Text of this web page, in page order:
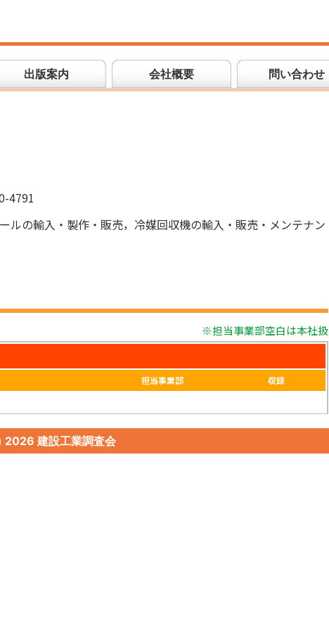
出版案内 会社概要 問い合わせ
4791
ルの輸入・製作・販売，冷媒回収機の輸入・販売・メンテナン
※担当事業部空白は本社扱
担当事業部 収録
2026 建設工業調査会